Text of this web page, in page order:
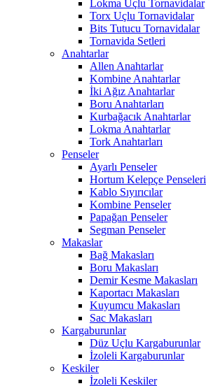
Lokma Uçlu Tornavidalar
Torx Uçlu Tornavidalar
Bits Tutucu Tornavidalar
Tornavida Setleri
Anahtarlar
Allen Anahtarlar
Kombine Anahtarlar
İki Ağız Anahtarlar
Boru Anahtarları
Kurbağacık Anahtarlar
Lokma Anahtarlar
Tork Anahtarları
Penseler
Ayarlı Penseler
Hortum Kelepçe Penseleri
Kablo Sıyırıcılar
Kombine Penseler
Papağan Penseler
Segman Penseler
Makaslar
Bağ Makasları
Boru Makasları
Demir Kesme Makasları
Kaportacı Makasları
Kuyumcu Makasları
Sac Makasları
Kargaburunlar
Düz Uçlu Kargaburunlar
İzoleli Kargaburunlar
Keskiler
İzoleli Keskiler